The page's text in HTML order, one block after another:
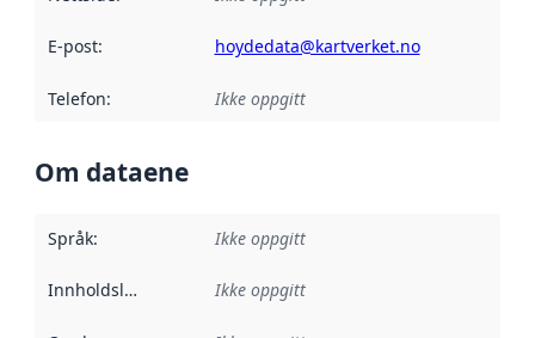
E-post: hoydedata@kartverket.no
Telefon: Ikke oppgitt
Om dataene
Språk: Ikke oppgitt
Innholdsleverandører :
Ikke oppgitt